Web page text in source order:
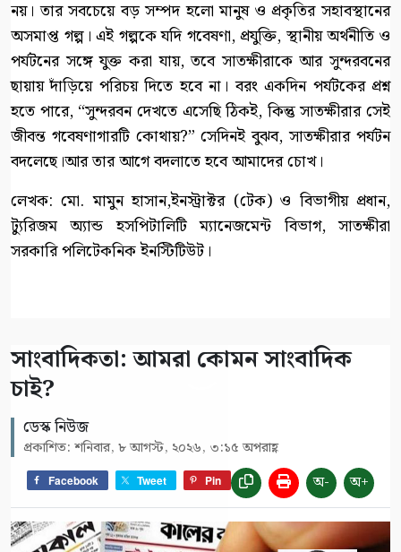
নয়। তার সবচেয়ে বড় সম্পদ হলো মানুষ ও প্রকৃতির সহাবস্থানের
অসমাপ্ত গল্প। এই গল্পকে যদি গবেষণা, প্রযুক্তি, স্থানীয় অর্থনীতি ও
পর্যটনের সঙ্গে যুক্ত করা যায়, তবে সাতক্ষীরাকে আর সুন্দরবনের
ছায়ায় দাঁড়িয়ে পরিচয় দিতে হবে না। বরং একদিন পর্যটকের প্রশ্ন
হতে পারে, “সুন্দরবন দেখতে এসেছি ঠিকই, কিন্তু সাতক্ষীরার সেই
জীবন্ত গবেষণাগারটি কোথায়?” সেদিনই বুঝব, সাতক্ষীরার পর্যটন
বদলেছে।আর তার আগে বদলাতে হবে আমাদের চোখ।
লেখক: মো. মামুন হাসান,ইনস্ট্রাক্টর (টেক) ও বিভাগীয় প্রধান,
ট্যুরিজম অ্যান্ড হসপিটালিটি ম্যানেজমেন্ট বিভাগ, সাতক্ষীরা
সরকারি পলিটেকনিক ইনস্টিটিউট।
সাংবাদিকতা: আমরা কোমন সাংবাদিক
চাই?
ডেস্ক নিউজ
প্রকাশিত: শনিবার, ৮ আগস্ট, ২০২৬, ৩:১৫ অপরাহ্ণ
Facebook Tweet Pin অ- অ+